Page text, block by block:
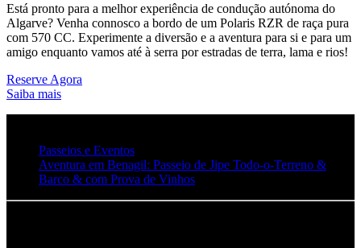
Está pronto para a melhor experiência de condução autónoma do
Algarve? Venha connosco a bordo de um Polaris RZR de raça pura
com 570 CC. Experimente a diversão e a aventura para si e para um
amigo enquanto vamos até à serra por estradas de terra, lama e rios!
Reserve Agora
Saiba mais
Passeios e Eventos
Aventura em Benagil: Passeio de Jipe Todo-o-Terreno &
Barco & com Prova de Vinhos